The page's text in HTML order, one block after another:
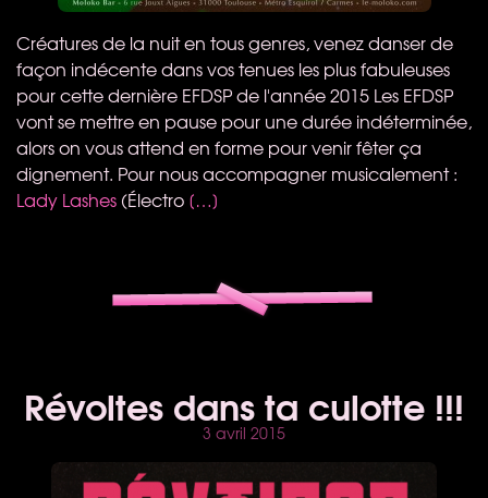
Créatures de la nuit en tous genres, venez danser de
façon indécente dans vos tenues les plus fabuleuses
pour cette dernière EFDSP de l'année 2015 Les EFDSP
vont se mettre en pause pour une durée indéterminée,
alors on vous attend en forme pour venir fêter ça
dignement. Pour nous accompagner musicalement :
Lady Lashes (Électro […]
Révoltes dans ta culotte !!!
3 avril 2015